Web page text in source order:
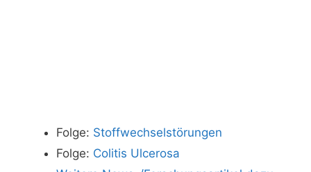
Folge: Stoffwechselstörungen
Folge: Colitis Ulcerosa